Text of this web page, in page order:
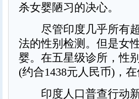
杀女婴陋习的决心。
尽管印度几乎所有超
法的性别检测。但是女
婴。在五星级诊所，性
(约合1438元人民币)，
印度人口普查行动新